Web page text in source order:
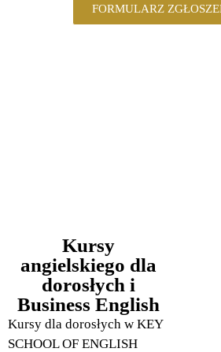
FORMULARZ
Kursy
angielskiego dla
dorosłych i
Business English
Kursy dla dorosłych w KEY
SCHOOL OF ENGLISH